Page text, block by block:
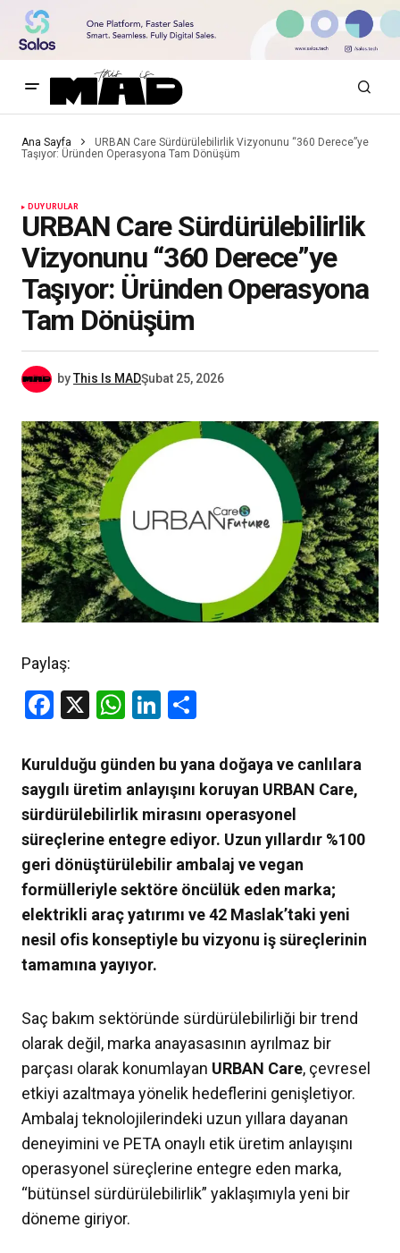
Ana Sayfa
URBAN Care Sürdürülebilirlik Vizyonunu “360 Derece”ye
Taşıyor: Üründen Operasyona Tam Dönüşüm
DUYURULAR
URBAN Care Sürdürülebilirlik
Vizyonunu “360 Derece”ye
Taşıyor: Üründen Operasyona
Tam Dönüşüm
byThis Is MADŞubat 25, 2026
Paylaş:
Facebook
X WhatsApp
LinkedIn
Kurulduğu günden bu yana doğaya ve canlılara
saygılı üretim anlayışını koruyan URBAN Care,
sürdürülebilirlik mirasını operasyonel
süreçlerine entegre ediyor. Uzun yıllardır %100
geri dönüştürülebilir ambalaj ve vegan
formülleriyle sektöre öncülük eden marka;
elektrikli araç yatırımı ve 42 Maslak’taki yeni
nesil ofis konseptiyle bu vizyonu iş süreçlerinin
tamamına yayıyor.
Saç bakım sektöründe sürdürülebilirliği bir trend
olarak değil, marka anayasasının ayrılmaz bir
parçası olarak konumlayan URBAN Care, çevresel
etkiyi azaltmaya yönelik hedeflerini genişletiyor.
Ambalaj teknolojilerindeki uzun yıllara dayanan
deneyimini ve PETA onaylı etik üretim anlayışını
operasyonel süreçlerine entegre eden marka,
“bütünsel sürdürülebilirlik” yaklaşımıyla yeni bir
döneme giriyor.